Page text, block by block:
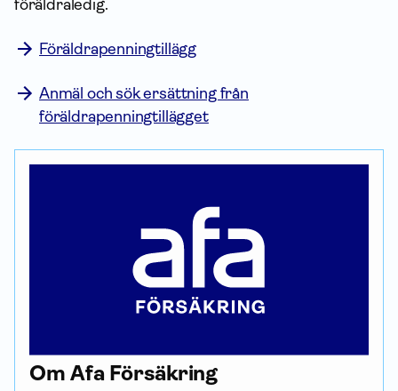
föräldraledig.
Föräldrapenningtillägg
Anmäl och sök ersättning från
föräldrapenningtillägget
Om Afa För­säkring